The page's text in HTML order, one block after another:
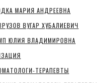
МАРИЯ АНДРЕЕВНА
ВУГАР ХУБАЛИЕВИЧ
ЮЛИЯ ВЛАДИМИРОВНА
ТЕРАПЕВТЫ